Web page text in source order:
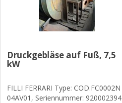
Druckgebläse auf Fuß, 7,5
kW
FILLI FERRARI Type: COD.FC0002N
04AV01, Seriennummer: 920002394